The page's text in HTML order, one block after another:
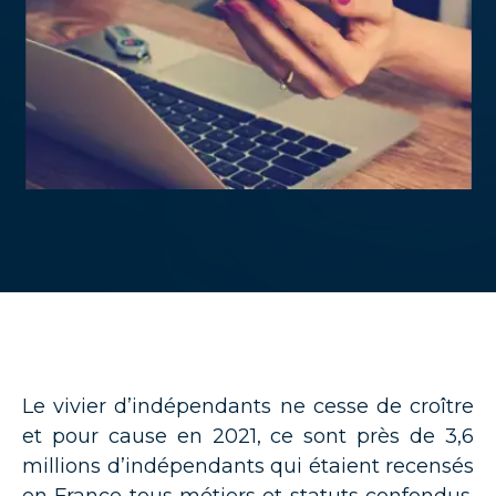
Le vivier d’indépendants ne cesse de croître
et pour cause en 2021, ce sont près de 3,6
millions d’indépendants qui étaient recensés